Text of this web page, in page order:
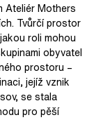
Ateliér Mothers
Tvůrčí prostor
roli mohou
obyvatel
prostoru –
jejíž vznik
se stala
pro pěší